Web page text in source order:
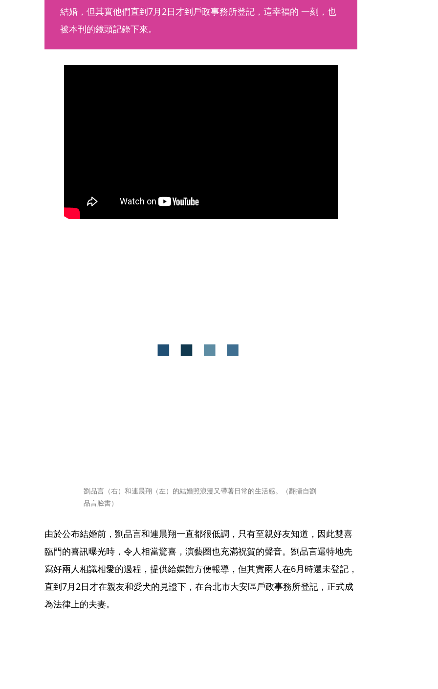
結婚，但其實他們直到7月2日才到戶政事務所登記，這幸福的 一刻，也
被本刊的鏡頭記錄下來。
劉品言（右）和連晨翔（左）的結婚照浪漫又帶著日常的生活感。（翻攝自劉
品言臉書）
由於公布結婚前，劉品言和連晨翔一直都很低調，只有至親好友知道，因此雙喜
臨門的喜訊曝光時，令人相當驚喜，演藝圈也充滿祝賀的聲音。劉品言還特地先
寫好兩人相識相愛的過程，提供給媒體方便報導，但其實兩人在6月時還未登記，
直到7月2日才在親友和愛犬的見證下，在台北市大安區戶政事務所登記，正式成
為法律上的夫妻。